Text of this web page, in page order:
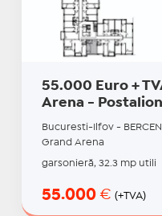
55.000 Euro +
Arena -
Bucuresti-Ilfov -
Grand Arena
garsonieră, 32.3 mp utili
55.000 € (+TVA)